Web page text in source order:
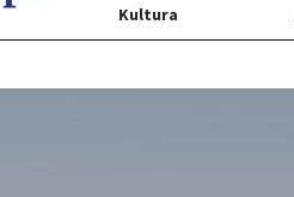
Kultura